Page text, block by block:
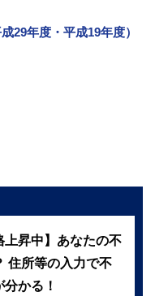
29年度・平成19年度）
上昇中】あなたの不
住所等の入力で不
かる！